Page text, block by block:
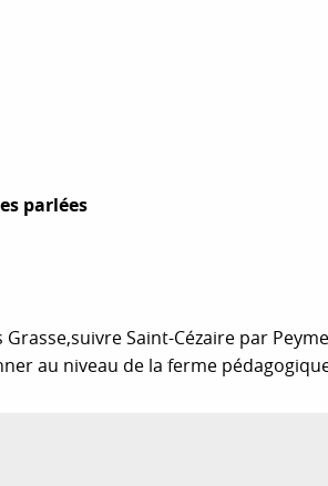
parlées
parlées
Grasse,suivre Saint-Cézaire par
au niveau de la ferme